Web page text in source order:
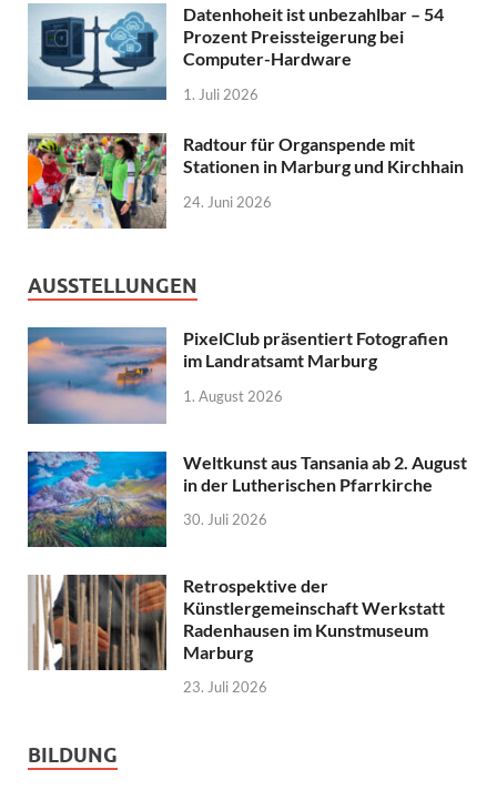
Datenhoheit ist unbezahlbar – 54
Prozent Preissteigerung bei
Computer-Hardware
1. Juli 2026
Radtour für Organspende mit
Stationen in Marburg und Kirchhain
24. Juni 2026
AUSSTELLUNGEN
PixelClub präsentiert Fotografien
im Landratsamt Marburg
1. August 2026
Weltkunst aus Tansania ab 2. August
in der Lutherischen Pfarrkirche
30. Juli 2026
Retrospektive der
Künstlergemeinschaft Werkstatt
Radenhausen im Kunstmuseum
Marburg
23. Juli 2026
BILDUNG